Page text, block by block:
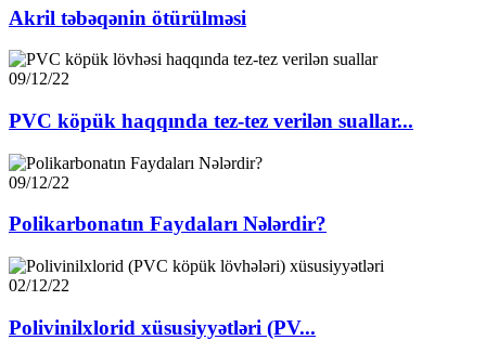
Akril təbəqənin ötürülməsi
09/12/22
PVC köpük haqqında tez-tez verilən suallar...
09/12/22
Polikarbonatın Faydaları Nələrdir?
02/12/22
Polivinilxlorid xüsusiyyətləri (PV...